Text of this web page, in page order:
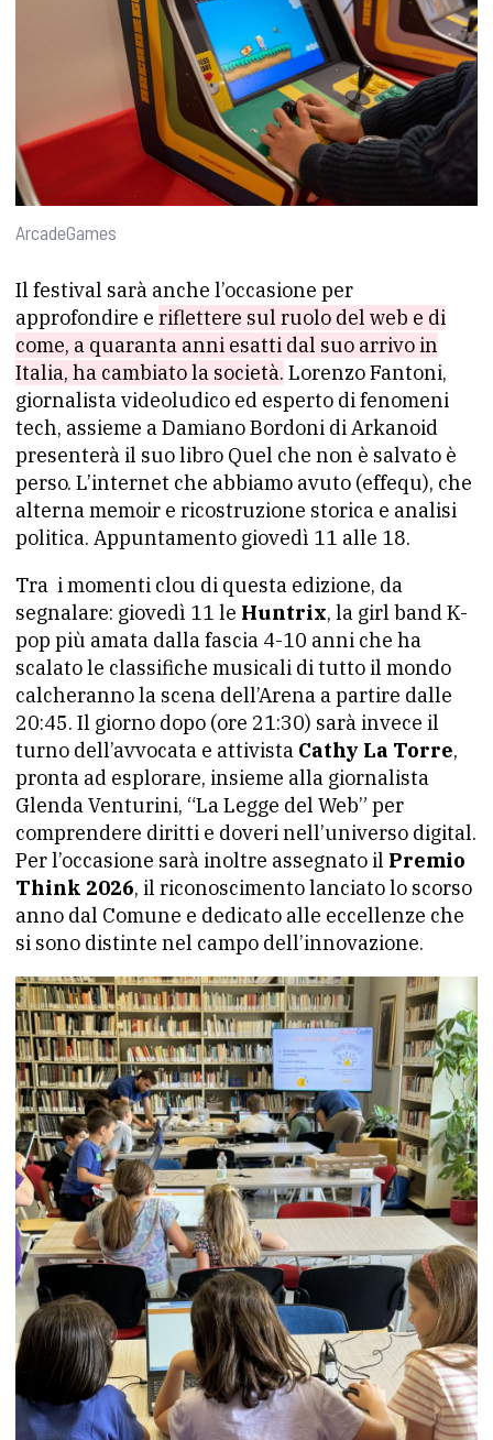
ArcadeGames
Il festival sarà anche l’occasione per
approfondire e riflettere sul ruolo del web e di
come, a quaranta anni esatti dal suo arrivo in
Italia, ha cambiato la società. Lorenzo Fantoni,
giornalista videoludico ed esperto di fenomeni
tech, assieme a Damiano Bordoni di Arkanoid
presenterà il suo libro Quel che non è salvato è
perso. L’internet che abbiamo avuto (effequ), che
alterna memoir e ricostruzione storica e analisi
politica. Appuntamento giovedì 11 alle 18.
Tra i momenti clou di questa edizione, da
segnalare: giovedì 11 le Huntrix, la girl band K-
pop più amata dalla fascia 4-10 anni che ha
scalato le classifiche musicali di tutto il mondo
calcheranno la scena dell’Arena a partire dalle
20:45. Il giorno dopo (ore 21:30) sarà invece il
turno dell’avvocata e attivista Cathy La Torre,
pronta ad esplorare, insieme alla giornalista
Glenda Venturini, “La Legge del Web” per
comprendere diritti e doveri nell’universo digital.
Per l’occasione sarà inoltre assegnato il Premio
Think 2026, il riconoscimento lanciato lo scorso
anno dal Comune e dedicato alle eccellenze che
si sono distinte nel campo dell’innovazione.